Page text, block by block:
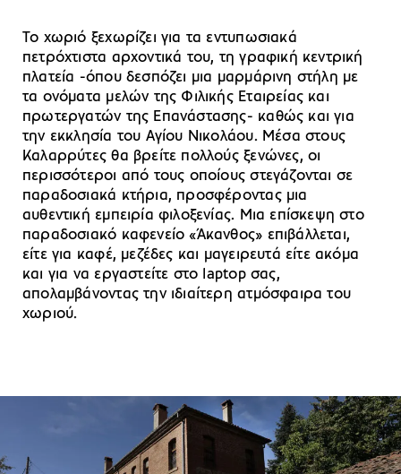
Το χωριό ξεχωρίζει για τα εντυπωσιακά
πετρόχτιστα αρχοντικά του, τη γραφική κεντρική
πλατεία -όπου δεσπόζει μια μαρμάρινη στήλη με
τα ονόματα μελών της Φιλικής Εταιρείας και
πρωτεργατών της Επανάστασης- καθώς και για
την εκκλησία του Αγίου Νικολάου. Μέσα στους
Καλαρρύτες θα βρείτε πολλούς ξενώνες, οι
περισσότεροι από τους οποίους στεγάζονται σε
παραδοσιακά κτήρια, προσφέροντας μια
αυθεντική εμπειρία φιλοξενίας. Μια επίσκεψη στο
παραδοσιακό καφενείο «Άκανθος» επιβάλλεται,
είτε για καφέ, μεζέδες και μαγειρευτά είτε ακόμα
και για να εργαστείτε στο laptop σας,
απολαμβάνοντας την ιδιαίτερη ατμόσφαιρα του
χωριού.